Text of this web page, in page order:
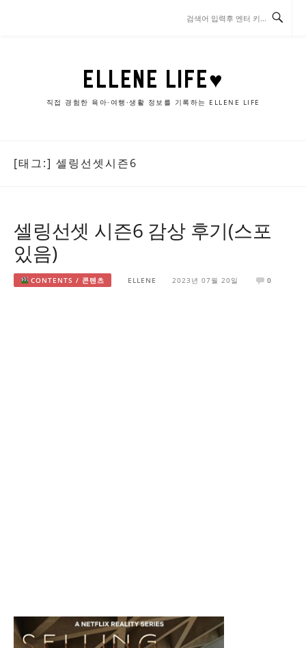
ELLENE LIFE♥
직접 경험한 육아·여행·생활 정보를 기록하는 ELLENE LIFE
[태그:] 셀링선셋시즌6
셀링선셋 시즌6 감상 후기(스포
있음)
CONTENTS / 콘텐츠 ELLENE 2023년 07월 20일 0